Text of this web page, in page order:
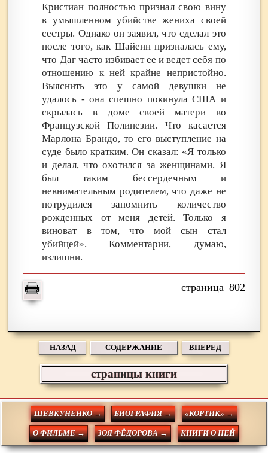
Кристиан полностью признал свою вину
в умышленном убийстве жениха своей
сестры. Однако он заявил, что сделал это
после того, как Шайенн призналась ему,
что Даг часто избивает ее и ведет себя по
отношению к ней крайне непристойно.
Выяснить это у самой девушки не
удалось - она спешно покинула США и
скрылась в доме своей матери во
Французской Полинезии. Что касается
Марлона Брандо, то его выступление на
суде было кратким. Он сказал: «Я только
и делал, что охотился за женщинами. Я
был таким бессердечным и
невнимательным родителем, что даже не
потрудился запомнить количество
рожденных от меня детей. Только я
виноват в том, что мой сын стал
убийцей». Комментарии, думаю,
излишни.
802
НАЗАД СОДЕРЖАНИЕ ВПЕРЕД
страницы книги
ШЕВКУНЕНКО → БИОГРАФИЯ → «КОРТИК» →
О ФИЛЬМЕ → ЗОЯ ФЁДОРОВА → КНИГИ О НЕЙ